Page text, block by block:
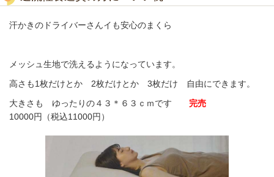
汗かきのドライバーさんイも安心のまくら
メッシュ生地で洗えるようになっています。
高さも1枚だけとか 2枚だけとか 3枚だけ 自由にできます。
大きさも ゆったりの４３＊６３ｃｍです 完売
10000円（税込11000円）